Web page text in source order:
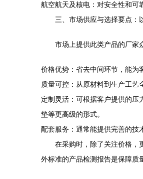
航空航天及核电：对安全性和可
三、市场供应与选择要点：
市场上提供此类产品的厂家
价格优势：省去中间环节，能为
质量可控：从原材料到生产工艺
定制灵活：可根据客户提供的压
垫等更高级的形式。
配套服务：通常能提供完善的技
在采购时，除了关注价格，
外标准的产品检测报告是保障质